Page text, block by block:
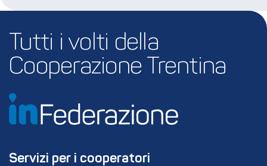
Tutti i volti della
Cooperazione Trentina
Servizi per i cooperatori